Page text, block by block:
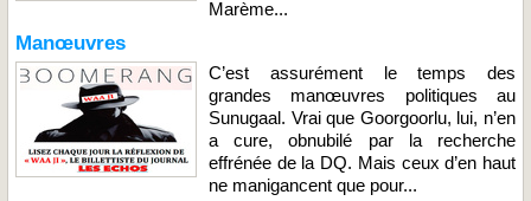
Marème...
Manœuvres
C’est assurément le temps des
grandes manœuvres politiques au
Sunugaal. Vrai que Goorgoorlu, lui, n’en
a cure, obnubilé par la recherche
effrénée de la DQ. Mais ceux d’en haut
ne manigancent que pour...